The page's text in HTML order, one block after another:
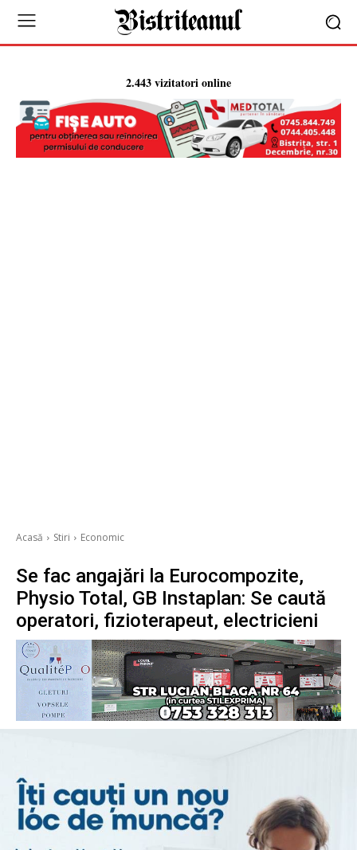
2.443 vizitatori online
Acasă Stiri Economic
Se fac angajări la Eurocompozite,
Physio Total, GB Instaplan: Se caută
operatori, fizioterapeut, electricieni